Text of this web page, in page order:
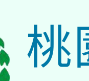
桃